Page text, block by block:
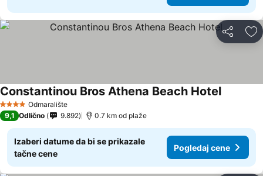
Deli
4 ZvezdiceOdmaralište
Constantinou Bros Athena Beach Hotel
9,1 Odlično 9.892 0.7 km od plaže
Izaberi datume da bi se prikazale
tačne cene
Pogledaj cene